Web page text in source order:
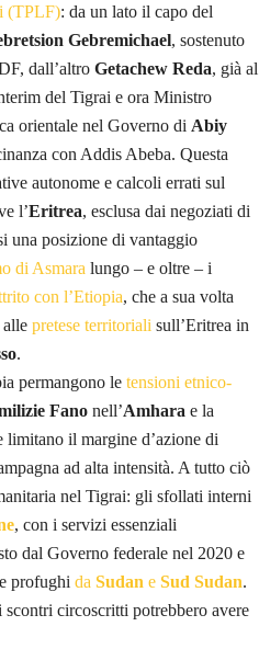
(TPLF): da un lato il capo del
Gebremichael, sostenuto
dall’altro Getachew Reda, già al
del Tigrai e ora Ministro
orientale nel Governo di Abiy
con Addis Abeba. Questa
autonome e calcoli errati sul
l’Eritrea, esclusa dai negoziati di
una posizione di vantaggio
di Asmara lungo – e oltre – i
con l’Etiopia, che a sua volta
pretese territoriali sull’Eritrea in
.
permangono le tensioni etnico-
Fano nell’Amhara e la
limitano il margine d’azione di
ad alta intensità. A tutto ciò
nel Tigrai: gli sfollati interni
, con i servizi essenziali
dal Governo federale nel 2020 e
profughi da Sudan e Sud Sudan.
circoscritti potrebbero avere